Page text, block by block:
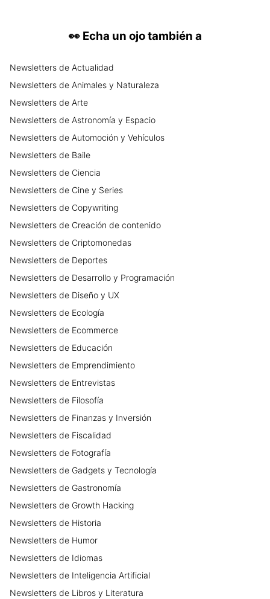
👀 Echa un ojo también a
Newsletters de Actualidad
Newsletters de Animales y Naturaleza
Newsletters de Arte
Newsletters de Astronomía y Espacio
Newsletters de Automoción y Vehículos
Newsletters de Baile
Newsletters de Ciencia
Newsletters de Cine y Series
Newsletters de Copywriting
Newsletters de Creación de contenido
Newsletters de Criptomonedas
Newsletters de Deportes
Newsletters de Desarrollo y Programación
Newsletters de Diseño y UX
Newsletters de Ecología
Newsletters de Ecommerce
Newsletters de Educación
Newsletters de Emprendimiento
Newsletters de Entrevistas
Newsletters de Filosofía
Newsletters de Finanzas y Inversión
Newsletters de Fiscalidad
Newsletters de Fotografía
Newsletters de Gadgets y Tecnología
Newsletters de Gastronomía
Newsletters de Growth Hacking
Newsletters de Historia
Newsletters de Humor
Newsletters de Idiomas
Newsletters de Inteligencia Artificial
Newsletters de Libros y Literatura